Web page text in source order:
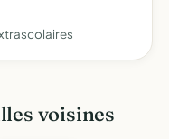
voisines